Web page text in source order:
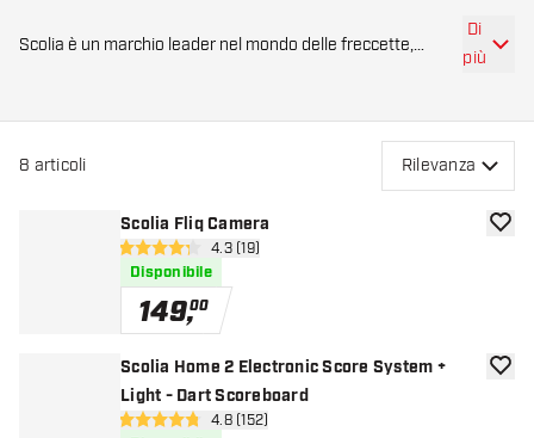
Scolia è un marchio leader nel mondo delle freccette,
reputazione grazie alla combina
Di
più
8 articoli Rilevanza
Scolia Fliq Camera
apri pannello recensioni
4.3 stelle di valutazione
4.3 (19)
Disponibile
149,00
Scolia Home 2 Electronic Score System +
Light - Dart Scoreboard
apri pannello recensioni
4.8 stelle di valutazione
4.8 (152)